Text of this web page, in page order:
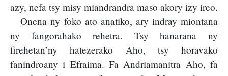
azy, nefa tsy misy miandrandra maso akory izy ireo.
Onena ny foko ato anatiko, ary indray miontana
ny fangorahako rehetra. Tsy hanarana ny
firehetan’ny hatezerako Aho, tsy horavako
fanindroany i Efraima. Fa Andriamanitra Aho, fa